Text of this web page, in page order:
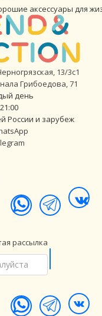
аксессуары для
13/3с1
Грибоедова, 71
день
России и зарубеж
рассылка